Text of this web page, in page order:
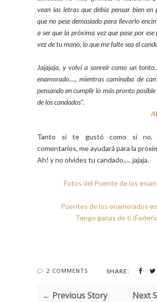
vean las letras que debía pensar bien en
que no pese demasiado para llevarlo
a ser que la próxima vez que pase por ese
vez de tu mano, lo que me falte sea el
Jajajaja, yvolví a sonreír como un
enamorado...., mientras caminaba de
pensando en cumplir lo más pronto
de los candados".
Tanto si te gustó como si no,
comentarios, me ayudará para la
Ah! y no olvides tu candado..... jajaja.
Fotos del Puente de los
Puentes de los enamorados
Tengo ganas de ti
2 COMMENTS SHARE:
← Previous Story Next